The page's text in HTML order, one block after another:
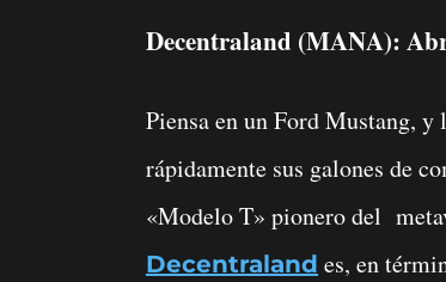
Decentraland (MANA):
Piensa en un Ford Mustang,
rápidamente sus galones de
«Modelo T» pionero del
Decentraland es, en